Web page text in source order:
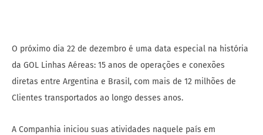
O próximo dia 22 de dezembro é uma data especial na história
da GOL Linhas Aéreas: 15 anos de operações e conexões
diretas entre Argentina e Brasil, com mais de 12 milhões de
Clientes transportados ao longo desses anos.
A Companhia iniciou suas atividades naquele país em